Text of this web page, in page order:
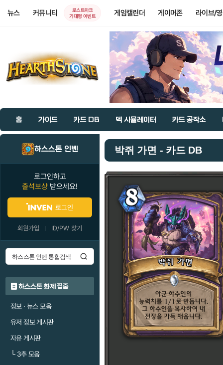
뉴스 커뮤니티
로스트아크
기대평 이벤트
게임캘린더 게이머존 라이브/
홈 가이드 카드 DB 덱 시뮬레이터 카드 공작소
하스스톤 인벤
로그인하고
출석보상 받으세요!
로그인
회원가입 ID/PW 찾기
하스스톤 화제 집중
정보 · 뉴스 모음
유저 정보 게시판
자유 게시판
└3추 모음
박쥐 가면 - 카드 DB